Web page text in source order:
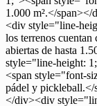
1.000 m².</
<div style="line-
los terrenos
abiertas de hasta
style="line-height:
<span style="font-
pádel y
</div><div